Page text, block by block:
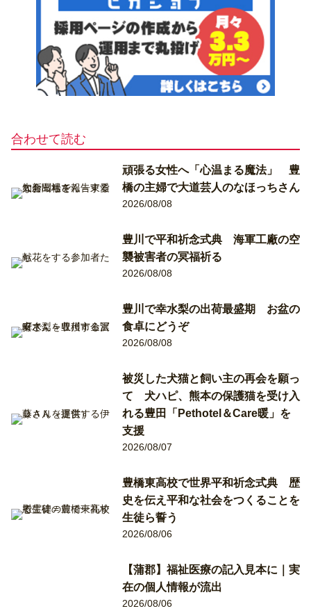
合わせて読む
頑張る女性へ「心温まる魔法」 豊
橋の主婦で大道芸人のなほっちさん
2026/08/08
豊川で平和祈念式典 海軍工廠の空
襲被害者の冥福祈る
2026/08/08
豊川で幸水梨の出荷最盛期 お盆の
食卓にどうぞ
2026/08/08
被災した犬猫と飼い主の再会を願っ
て 犬ハピ、熊本の保護猫を受け入
れる豊田「Pethotel＆Care暖」を
支援
2026/08/07
豊橋東高校で世界平和祈念式典 歴
史を伝え平和な社会をつくることを
生徒ら誓う
2026/08/06
【蒲郡】福祉医療の記入見本に｜実
在の個人情報が流出
2026/08/06